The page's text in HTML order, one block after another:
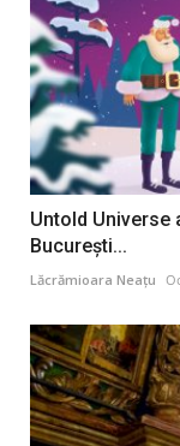
Untold Universe
București...
Lăcrămioara Neațu